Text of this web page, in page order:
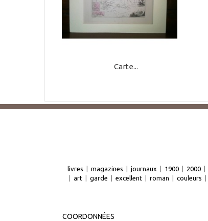
Carte...
livres | magazines | journaux | 1900 | 2000 |
| art | garde | excellent | roman | couleurs |
COORDONNÉES